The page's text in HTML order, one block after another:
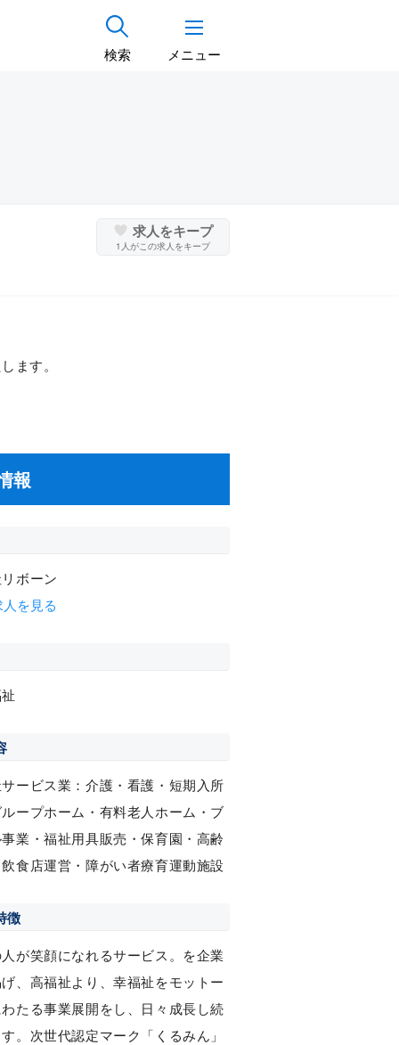
検索 メニュー
求人をキープ
1 人がこの求人をキープ
ます。
報
ボーン
を見る
ービス業：介護・看護・短期入所
ープホーム・有料老人ホーム・ブ
業・福祉用具販売・保育園・高齢
食店運営・障がい者療育運動施設
徴
が笑顔になれるサービス。を企業
、高福祉より、幸福祉をモットー
たる事業展開をし、日々成長し続
。次世代認定マーク「くるみん」